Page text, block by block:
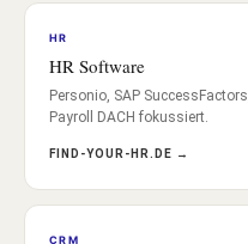
HR
HR Software
Personio, SAP
Payroll DACH fokussiert.
FIND-YOUR-HR.DE →
CRM